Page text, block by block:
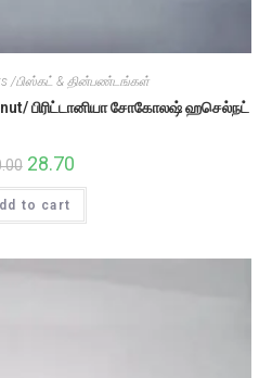
/பிஸ்கட் & தின்பண்டங்கள்
பிரிட்டானியா சோகோலஷ் ஹசெல்நட்
Original
price
was:
₹30.00.
28.70Current
is:
to cart